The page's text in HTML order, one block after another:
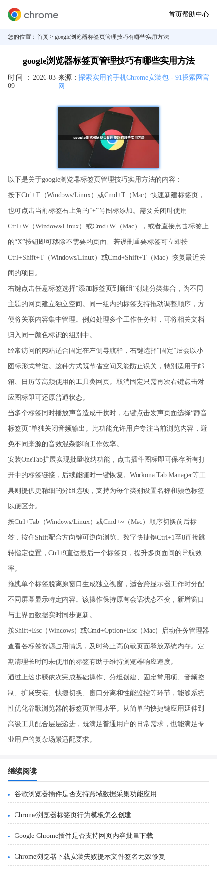
首页帮助中心
您的位置： 首页 > google浏览器标签页管理技巧有哪些实用方法
google浏览器标签页管理技巧有哪些实用方法
时间： 2026-03-
09
来源：探索实用的手机Chrome安装包 - 91探索网官
网
以下是关于google浏览器标签页管理技巧实用方法的内容：
按下Ctrl+T（Windows/Linux）或Cmd+T（Mac）快速新建标签页，
也可点击当前标签右上角的“+”号图标添加。需要关闭时使用
Ctrl+W（Windows/Linux）或Cmd+W（Mac），或者直接点击标签上
的“X”按钮即可移除不需要的页面。若误删重要标签可立即按
Ctrl+Shift+T（Windows/Linux）或Cmd+Shift+T（Mac）恢复最近关
闭的项目。
右键点击任意标签选择“添加标签页到新组”创建分类集合，为不同
主题的网页建立独立空间。同一组内的标签支持拖动调整顺序，方
便将关联内容集中管理。例如处理多个工作任务时，可将相关文档
归入同一颜色标识的组别中。
经常访问的网站适合固定在左侧导航栏，右键选择“固定”后会以小
图标形式常驻。这种方式既节省空间又能防止误关，特别适用于邮
箱、日历等高频使用的工具类网页。取消固定只需再次右键点击对
应图标即可还原普通状态。
当多个标签同时播放声音造成干扰时，右键点击发声页面选择“静音
标签页”单独关闭音频输出。此功能允许用户专注当前浏览内容，避
免不同来源的音效混杂影响工作效率。
安装OneTab扩展实现批量收纳功能，点击插件图标即可保存所有打
开中的标签链接，后续能随时一键恢复。Workona Tab Manager等工
具则提供更精细的分组选项，支持为每个类别设置名称和颜色标签
以便区分。
按Ctrl+Tab（Windows/Linux）或Cmd+~（Mac）顺序切换前后标
签，按住Shift配合方向键可逆向浏览。数字快捷键Ctrl+1至8直接跳
转指定位置，Ctrl+9直达最后一个标签页，提升多页面间的导航效
率。
拖拽单个标签脱离原窗口生成独立视窗，适合跨显示器工作时分配
不同屏幕显示特定内容。该操作保持原有会话状态不变，新增窗口
与主界面数据实时同步更新。
按Shift+Esc（Windows）或Cmd+Option+Esc（Mac）启动任务管理器
查看各标签资源占用情况，及时终止高负载页面释放系统内存。定
期清理长时间未使用的标签有助于维持浏览器响应速度。
通过上述步骤依次完成基础操作、分组创建、固定常用项、音频控
制、扩展安装、快捷切换、窗口分离和性能监控等环节，能够系统
性优化谷歌浏览器的标签页管理水平。从简单的快捷键应用延伸到
高级工具配合层层递进，既满足普通用户的日常需求，也能满足专
业用户的复杂场景适配要求。
继续阅读
谷歌浏览器插件是否支持跨域数据采集功能应用
Chrome浏览器标签页行为模板怎么创建
Google Chrome插件是否支持网页内容批量下载
Chrome浏览器下载安装失败提示文件签名无效修复